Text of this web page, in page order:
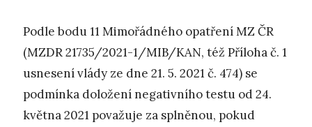
Podle bodu 11 Mimořádného opatření MZ ČR
(MZDR 21735/2021-1/MIB/KAN, též Příloha č. 1
usnesení vlády ze dne 21. 5. 2021 č. 474) se
podmínka doložení negativního testu od 24.
května 2021 považuje za splněnou, pokud